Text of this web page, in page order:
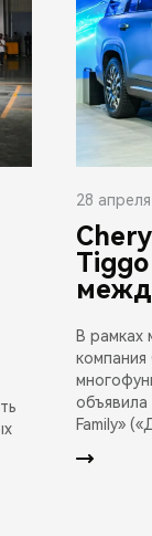
28
В рамках
компания
объявила
Family»